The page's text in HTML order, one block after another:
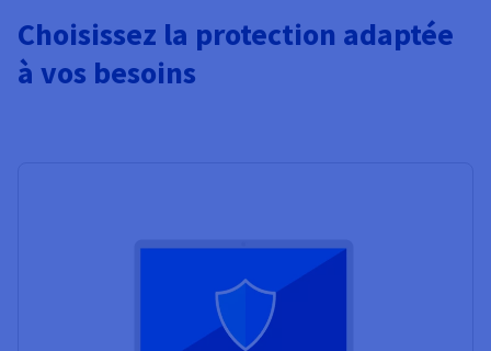
Choisissez la protection adaptée
à vos besoins